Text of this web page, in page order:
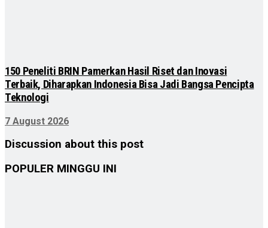
150 Peneliti BRIN Pamerkan Hasil Riset dan Inovasi
Terbaik, Diharapkan Indonesia Bisa Jadi Bangsa Pencipta
Teknologi
7 August 2026
Discussion about this post
POPULER MINGGU INI